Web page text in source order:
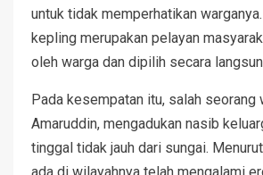
untuk tidak memperhatikan
kepling merupakan pelayan
oleh warga dan dipilih secara
Pada kesempatan itu, salah seorang
Amaruddin, mengadukan nasib
tinggal tidak jauh dari sungai.